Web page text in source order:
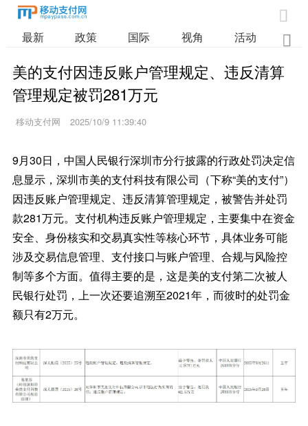

最新 政策 国际 视角 活动 业

美的支付因违反账户管理规定、违反清算
管理规定被罚281万元
移动支付网 2025/10/9 11:39:40
9月30日，中国人民银行深圳市分行披露的行政处罚决定信
息显示，深圳市美的支付科技有限公司（下称“美的支付”）
因违反账户管理规定、违反清算管理规定，被警告并处罚
款281万元。支付机构违反账户管理规定，主要集中在资金
安全、身份核实和交易真实性等核心环节，具体业务可能
涉及交易信息管理、支付接口与账户管理、合规与风险控
制等多个方面。值得主要的是，这是美的支付第二次被人
民银行处罚，上一次还要追溯至2021年，而彼时的处罚金
额只有2万元。